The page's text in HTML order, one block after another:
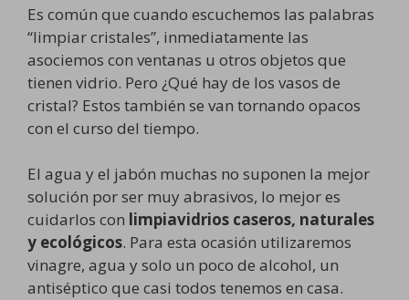
Es común que cuando escuchemos las palabras
“limpiar cristales”, inmediatamente las
asociemos con ventanas u otros objetos que
tienen vidrio. Pero ¿Qué hay de los vasos de
cristal? Estos también se van tornando opacos
con el curso del tiempo.
El agua y el jabón muchas no suponen la mejor
solución por ser muy abrasivos, lo mejor es
cuidarlos con limpiavidrios caseros, naturales
y ecológicos. Para esta ocasión utilizaremos
vinagre, agua y solo un poco de alcohol, un
antiséptico que casi todos tenemos en casa.